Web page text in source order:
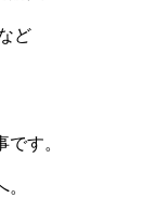
ど
す。